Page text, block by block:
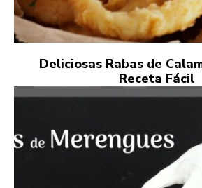
Deliciosas Rabas de
Receta Fácil